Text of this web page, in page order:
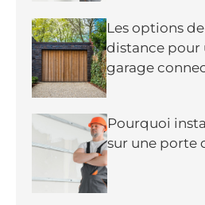
Les options
distance pour
garage
Pourquoi
sur une porte